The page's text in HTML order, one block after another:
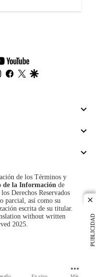
PUBLICIDAD
youtube-
footer
instagram
facebook
twitter
de los Términos y
de la Información de
Derechos Reservados
parcial, así como su
escrita de su titular.
without written
2025.